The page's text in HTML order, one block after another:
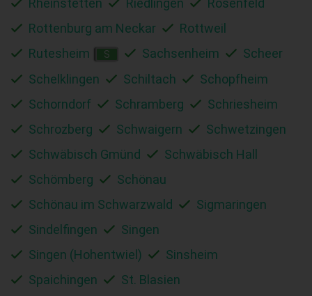
Rottenburg am Neckar
Rottweil
Rutesheim
S Sachsenheim
Scheer
Schelklingen
Schiltach
Schopfheim
Schorndorf
Schramberg
Schriesheim
Schrozberg
Schwaigern
Schwetzingen
Schwäbisch Gmünd
Schwäbisch Hall
Schömberg
Schönau
Schönau im Schwarzwald
Sigmaringen
Sindelfingen
Singen
Singen (Hohentwiel)
Sinsheim
Spaichingen
St. Blasien